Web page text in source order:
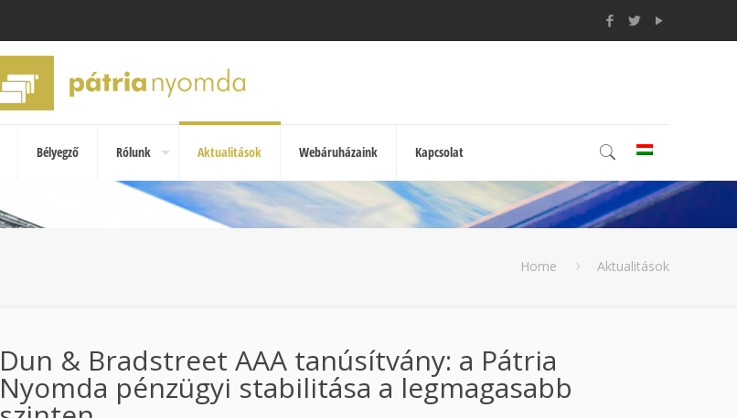
Bélyegző Rólunk Aktualitások Webáruházaink Kapcsolat
Home Aktualitások
Dun & Bradstreet AAA tanúsítvány: a Pátria
Nyomda pénzügyi stabilitása a legmagasabb